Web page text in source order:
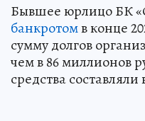
Бывшее юрлицо БК
банкротомв конце
сумму долгов
чем в 86 миллионов
средства